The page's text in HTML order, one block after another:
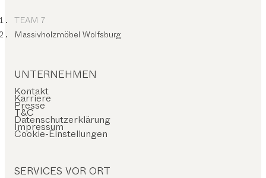
TEAM 7
Massivholzmöbel Wolfsburg
UNTERNEHMEN
Kontakt
Karriere
Presse
T&C
Datenschutzerklärung
Impressum
Cookie-Einstellungen
SERVICES VOR ORT